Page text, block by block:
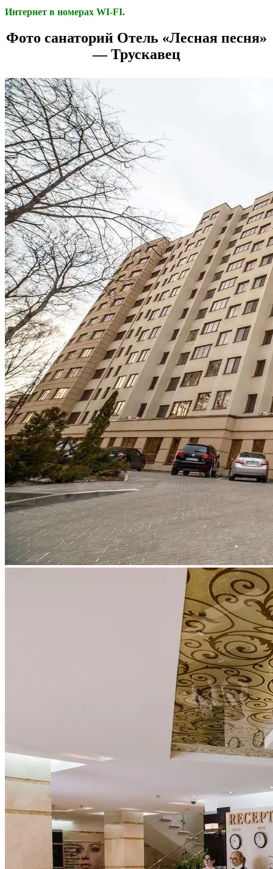
Интернет в номерах WI-FI.
Фото санаторий Отель «Лесная песня»
— Трускавец